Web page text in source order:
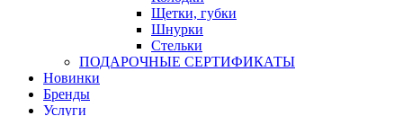
Щетки, губки
Шнурки
Стельки
ПОДАРОЧНЫЕ СЕРТИФИКАТЫ
Новинки
Бренды
Услуги